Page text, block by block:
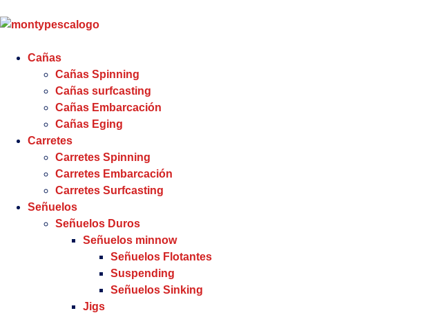
Cañas
Cañas Spinning
Cañas surfcasting
Cañas Embarcación
Cañas Eging
Carretes
Carretes Spinning
Carretes Embarcación
Carretes Surfcasting
Señuelos
Señuelos Duros
Señuelos minnow
Señuelos Flotantes
Suspending
Señuelos Sinking
Jigs